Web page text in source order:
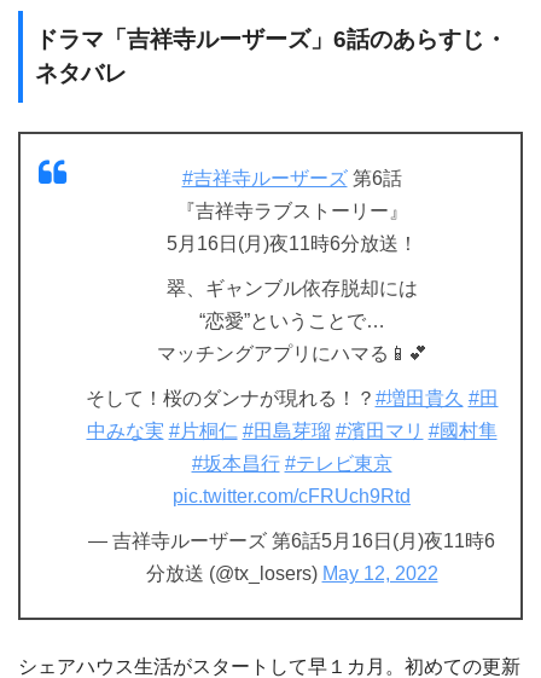
ドラマ「吉祥寺ルーザーズ」6話のあらすじ・
ネタバレ
#吉祥寺ルーザーズ第6話
『吉祥寺ラブストーリー』
5月16日(月)夜11時6分放送！
翠、ギャンブル依存脱却には
“恋愛”ということで…
マッチングアプリにハマる📱💕
そして！桜のダンナが現れる！？ #増田貴久 #田
中みな実 #片桐仁 #田島芽瑠 #濱田マリ #國村隼
#坂本昌行 #テレビ東京
pic.twitter.com/cFRUch9Rtd
— 吉祥寺ルーザーズ 第6話5月16日(月)夜11時6
分放送 (@tx_losers) May 12, 2022
シェアハウス生活がスタートして早１カ月。初めての更新